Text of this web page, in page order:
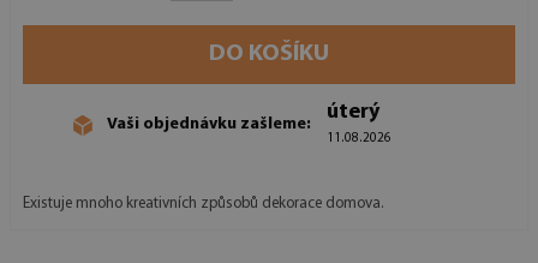
DO KOŠÍKU
Vaši objednávku zašleme:
úterý
11.08.2026
Existuje mnoho kreativních způsobů dekorace domova.